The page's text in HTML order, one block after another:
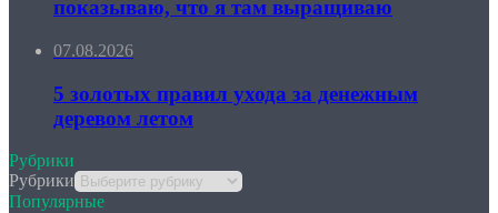
показываю, что я там выращиваю
07.08.2026
5 золотых правил ухода за денежным
деревом летом
Рубрики
Рубрики
Популярные